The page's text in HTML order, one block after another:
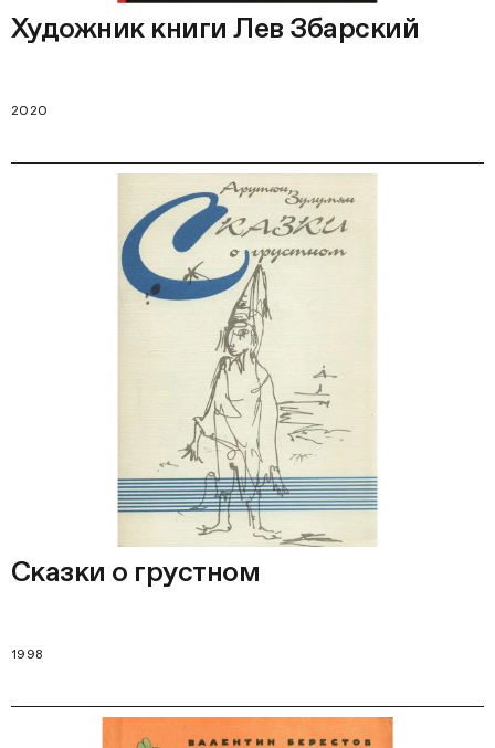
Художник книги Лев Збарский
2020
Сказки о грустном
1998